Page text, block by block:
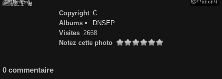
Copyright C
Albums
DNSEP
Visites 2668
Notez cette photo
0 commentaire